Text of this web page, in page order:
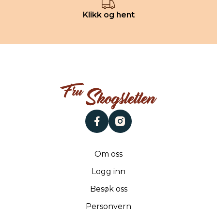
Klikk og hent
facebookinstagram
Om oss
Logg inn
Besøk oss
Personvern